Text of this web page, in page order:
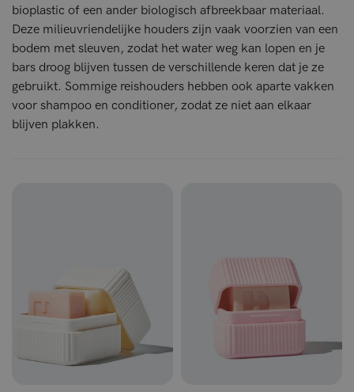
bioplastic of een ander biologisch afbreekbaar materiaal.
Deze milieuvriendelijke houders zijn vaak voorzien van een
bodem met sleuven, zodat het water weg kan lopen en je
bars droog blijven tussen de verschillende keren dat je ze
gebruikt. Sommige reishouders hebben ook aparte vakken
voor shampoo en conditioner, zodat ze niet aan elkaar
blijven plakken.